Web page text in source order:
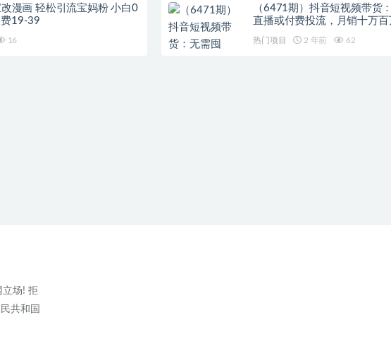
漫画 轻松引流宝妈粉 小白0
19-39
16
（6471期）抖音短视频带货
直播或付费投流，月销十万
热门项目 2 年前 62
立场! 拒
共和国